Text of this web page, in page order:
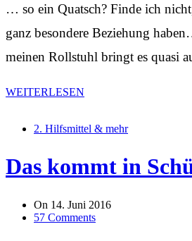
… so ein Quatsch? Finde ich
ganz besondere Beziehung
meinen Rollstuhl bringt es quasi
WEITERLESEN
2. Hilfsmittel & mehr
Das kommt in
On 14. Juni 2016
57 Comments